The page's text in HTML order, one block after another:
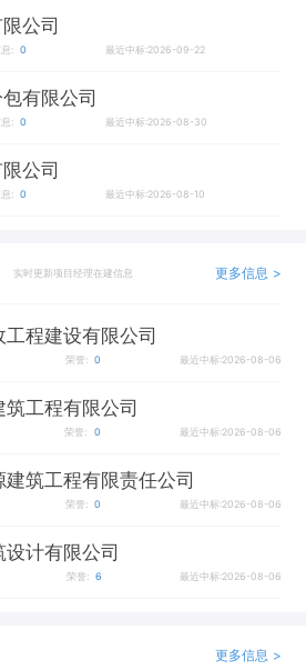
公司
: 0 最近中标:2026-09-22
有限公司
: 0 最近中标:2026-08-30
公司
: 0 最近中标:2026-08-10
实时更新项目经理在建信息 更多信息 >
程建设有限公司
荣誉: 0 最近中标:2026-08-06
工程有限公司
荣誉: 0 最近中标:2026-08-06
筑工程有限责任公司
荣誉: 0 最近中标:2026-08-06
计有限公司
荣誉: 6 最近中标:2026-08-06
更多信息 >